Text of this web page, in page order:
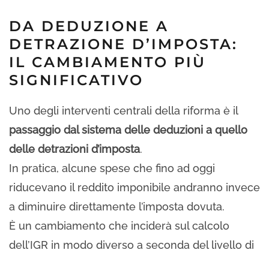
DA DEDUZIONE A
DETRAZIONE D’IMPOSTA:
IL CAMBIAMENTO PIÙ
SIGNIFICATIVO
Uno degli interventi centrali della riforma è il
passaggio dal sistema delle deduzioni a quello
delle detrazioni d’imposta.
In pratica, alcune spese che fino ad oggi
riducevano il reddito imponibile andranno invece
a diminuire direttamente l’imposta dovuta.
È un cambiamento che inciderà sul calcolo
dell’IGR in modo diverso a seconda del livello di